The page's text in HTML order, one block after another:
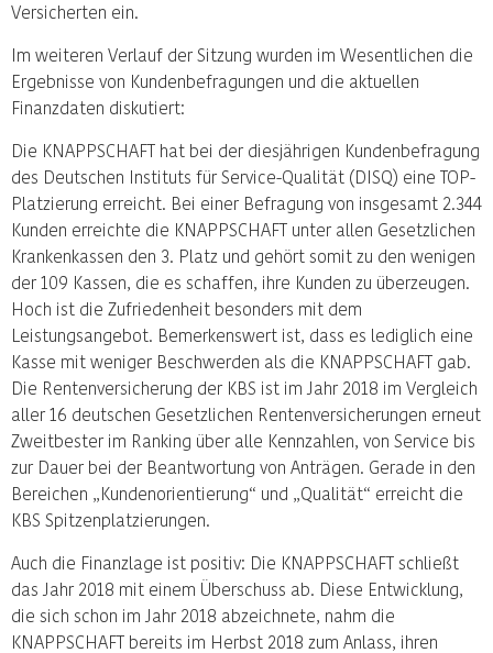
Versicherten ein.
Im weiteren Verlauf der Sitzung wurden im Wesentlichen die
Ergebnisse von Kundenbefragungen und die aktuellen
Finanzdaten diskutiert:
Die KNAPPSCHAFT hat bei der diesjährigen Kundenbefragung
des Deutschen Instituts für Service-Qualität (DISQ) eine TOP-
Platzierung erreicht. Bei einer Befragung von insgesamt 2.344
Kunden erreichte die KNAPPSCHAFT unter allen Gesetzlichen
Krankenkassen den 3. Platz und gehört somit zu den wenigen
der 109 Kassen, die es schaffen, ihre Kunden zu überzeugen.
Hoch ist die Zufriedenheit besonders mit dem
Leistungsangebot. Bemerkenswert ist, dass es lediglich eine
Kasse mit weniger Beschwerden als die KNAPPSCHAFT gab.
Die Rentenversicherung der KBS ist im Jahr 2018 im Vergleich
aller 16 deutschen Gesetzlichen Rentenversicherungen erneut
Zweitbester im Ranking über alle Kennzahlen, von Service bis
zur Dauer bei der Beantwortung von Anträgen. Gerade in den
Bereichen „Kundenorientierung“ und „Qualität“ erreicht die
KBS Spitzenplatzierungen.
Auch die Finanzlage ist positiv: Die KNAPPSCHAFT schließt
das Jahr 2018 mit einem Überschuss ab. Diese Entwicklung,
die sich schon im Jahr 2018 abzeichnete, nahm die
KNAPPSCHAFT bereits im Herbst 2018 zum Anlass, ihren